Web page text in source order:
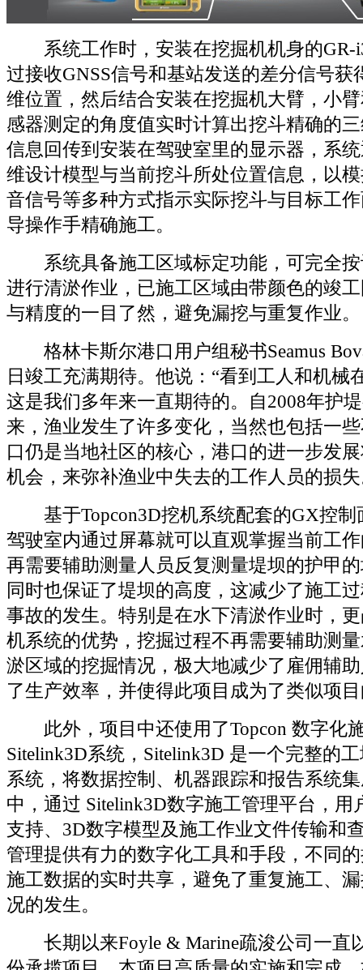
系统工作时，安装在挖掘机机身的GR-
过接收GNSS信号和基站发送的差分信号获
维位置，然后结合安装在挖掘机大臂，小
感器测定的角度值实时计算出挖斗精确的
信息回传到安装在驾驶室里的显示器，系
维设计模型与当前挖斗所处位置信息，以
音信号等多种方式指示实际挖斗与目标工
导操作手精确施工。
系统具备施工区域标定功能，可完全按
进行清淤作业，已施工区域由带颜色的竣
与精度的一目了然，避免漏挖与重复作业。
格林卡斯尔港口用户组秘书Seamus
日竣工充满期待。他说：“看到工人和机械
这是我们多年来一直期待的。自2008年护
来，渔业发生了许多变化，当然也包括一
口仍是当地社区的核心，港口的进一步发
机会，来弥补渔业中失去的工作人员的损失
基于Topcon3D挖机系统配套的GX控制
驾驶室内通过屏幕就可以直观掌握当前工
再需要辅助测量人员反复测量堤坝的护甲
同时也保证了堤坝的高度，这减少了施工
事故的发生。特别是在水下清淤作业时，
机系统的优势，挖掘过程不再需要辅助测
淤区域的挖掘情况，极大地减少了雇佣辅
了生产效率，并使得此项目成为了类似项
此外，项目中还使用了Topcon 数字化
Sitelink3D系统，Sitelink3D 是一个完整的
系统，将数据控制、机器跟踪和报告系统
中，通过 Sitelink3D数字施工管理平台，用
支持、3D数字模型及施工作业文件传输和
管理提供有力的数字化工具和手段，不同
施工数据的实时共享，避免了重复施工、
况的发生。
长期以来Foyle & Marine疏浚公司一直